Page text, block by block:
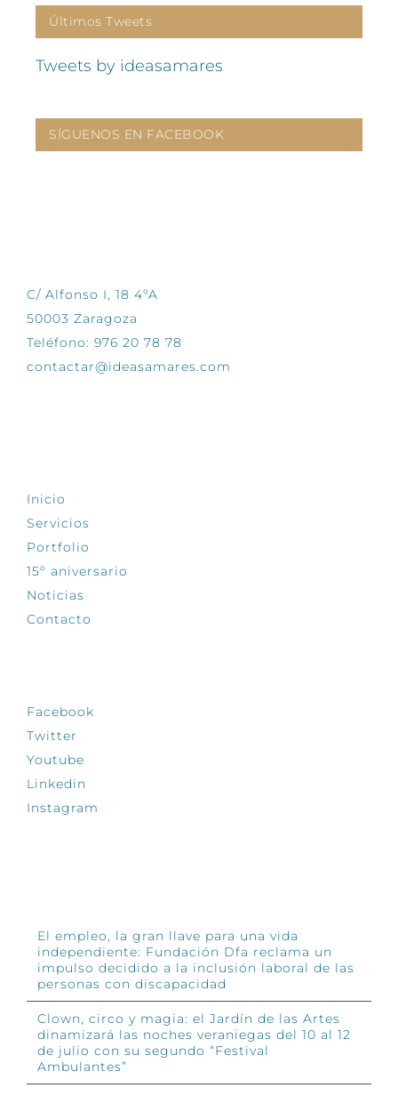
Últimos Tweets
Tweets by ideasamares
SÍGUENOS EN FACEBOOK
C/ Alfonso I, 18 4ºA
50003 Zaragoza
Teléfono: 976 20 78 78
contactar@ideasamares.com
Inicio
Servicios
Portfolio
15º aniversario
Noticias
Contacto
Facebook
Twitter
Youtube
Linkedin
Instagram
El empleo, la gran llave para una vida
independiente: Fundación Dfa reclama un
impulso decidido a la inclusión laboral de las
personas con discapacidad
Clown, circo y magia: el Jardín de las Artes
dinamizará las noches veraniegas del 10 al 12
de julio con su segundo “Festival
Ambulantes”